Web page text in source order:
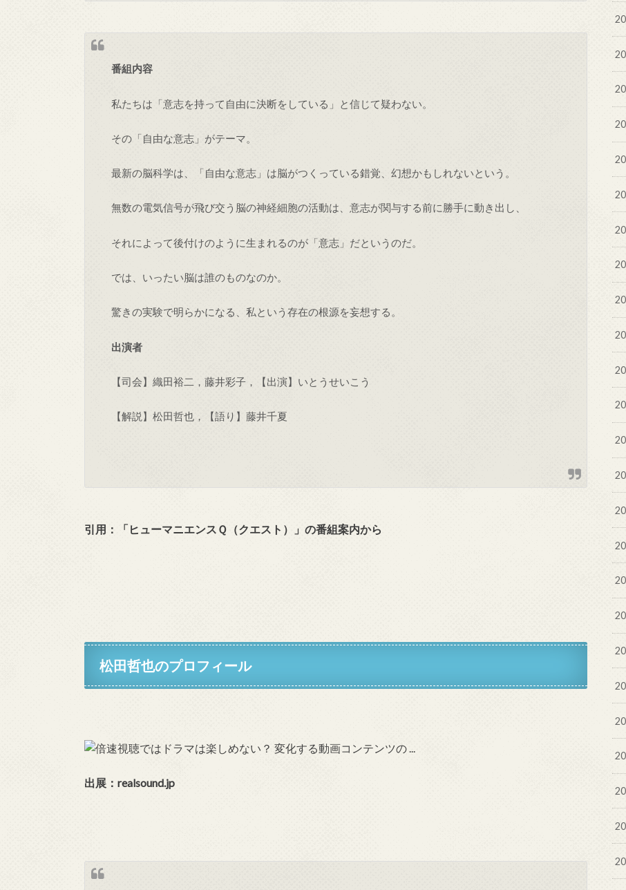
番組内容
私たちは「意志を持って自由に決断をしている」と信じて疑わない。
その「自由な意志」がテーマ。
最新の脳科学は、「自由な意志」は脳がつくっている錯覚、幻想かもしれないという。
無数の電気信号が飛び交う脳の神経細胞の活動は、意志が関与する前に勝手に動き出し、
それによって後付けのように生まれるのが「意志」だというのだ。
では、いったい脳は誰のものなのか。
驚きの実験で明らかになる、私という存在の根源を妄想する。
出演者
【司会】織田裕二，藤井彩子，【出演】いとうせいこう
【解説】松田哲也，【語り】藤井千夏
引用：「 ヒューマニエンスＱ（クエスト）」の番組案内から
松田哲也のプロフィール
出展： realsound.jp